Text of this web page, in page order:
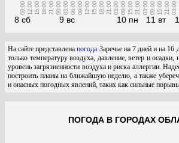
8 сб
09:00 12:00 15:00 18:00 21:00
9 вс
00:00 03:00 06:00 09:00 12:00 15:00 18:00 21:00
10 пн
03:00 09:00 15:00 21:00
11 вт
03:00 09:00 15:00 21:00 03:00
На сайте представленапогода Заречье на 7 дней и на
только температуру воздуха, давление, ветер и
уровень загрязненности воздуха и риска аллергии.
построить планы на ближайшую неделю, а также
и опасных погодных явлений, таких как сильные
ПОГОДА В ГОРОДАХ